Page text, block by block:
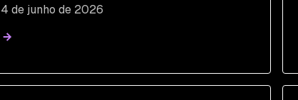
4 de junho de 2026